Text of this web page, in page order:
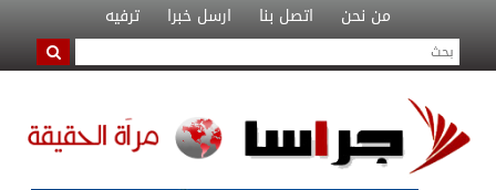
من نحن اتصل بنا ارسل خبرا ترفيه